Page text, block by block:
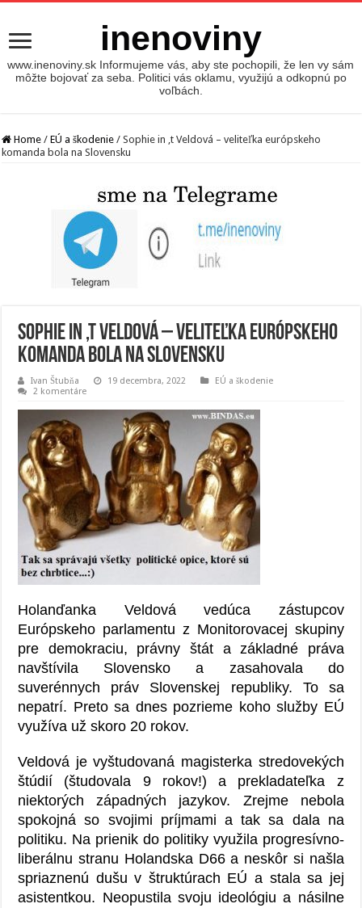
inenoviny
www.inenoviny.sk Informujeme vás, aby ste pochopili, že len vy sám
môžte bojovať za seba. Politici vás oklamu, využijú a odkopnú po
voľbách.
Home / EÚ a škodenie / Sophie in ‚t Veldová – veliteľka európskeho
komanda bola na Slovensku
Sophie in ‚t Veldová – veliteľka európskeho
komanda bola na Slovensku
Ivan Štubňa 19 decembra, 2022
EÚ a škodenie
2 komentáre
Holanďanka Veldová vedúca zástupcov
Európskeho parlamentu z Monitorovacej skupiny
pre demokraciu, právny štát a základné práva
navštívila Slovensko a zasahovala do
suverénnych práv Slovenskej republiky. To sa
nepatrí. Preto sa dnes pozrieme koho služby EÚ
využíva už skoro 20 rokov.
Veldová je vyštudovaná magisterka stredovekých
štúdií (študovala 9 rokov!) a prekladateľka z
niektorých západných jazykov. Zrejme nebola
spokojná so svojimi príjmami a tak sa dala na
politiku. Na prienik do politiky využila progresívno-
liberálnu stranu Holandska D66 a neskôr si našla
spriaznenú dušu v štruktúrach EÚ a stala sa jej
asistentkou. Neopustila svoju ideológiu a násilne